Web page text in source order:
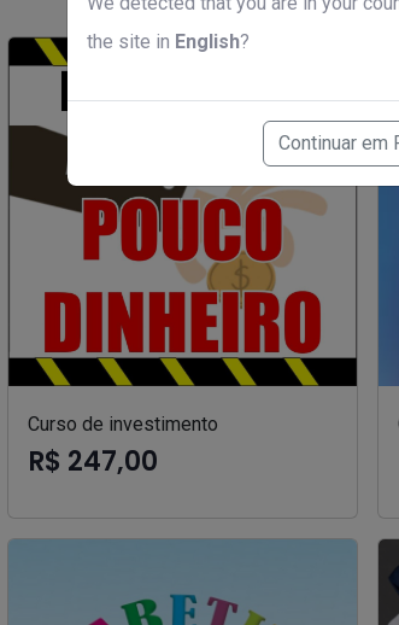
the site in English?
Continuar em
Curso de investimento
R$ 247,00